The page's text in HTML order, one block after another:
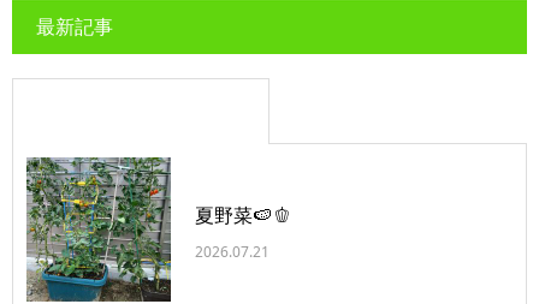
最新記事
夏野菜🍉🫑
2026.07.21